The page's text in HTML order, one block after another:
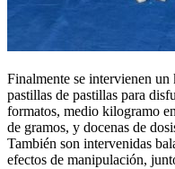
Finalmente se intervienen
pastillas de pastillas para
formatos, medio kilogramo
de gramos, y docenas de
También son intervenidas
efectos de manipulación,